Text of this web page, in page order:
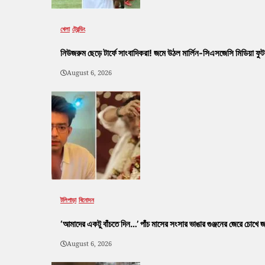
খেলা ট্রেন্ডিং
নিউজরুম ছেড়ে টার্ফে সাংবাদিকরা! জমে উঠল মার্লিন-সিএসজেসি মিডিয়া
August 6, 2026
টলিপাড়া বিনোদন
‘আমাদের একটু বাঁচতে দিন…’ পাঁচ মাসের সংসার ভাঙার গুঞ্জনের জেরে
August 6, 2026